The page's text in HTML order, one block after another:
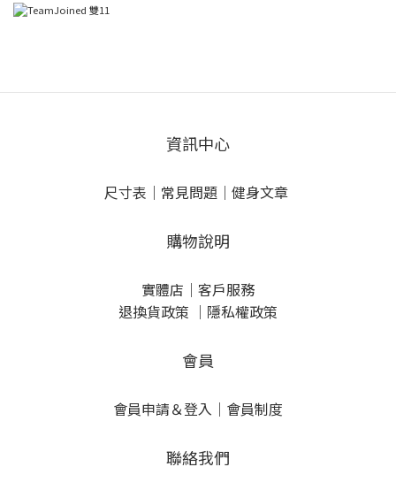
資訊中心
尺寸表 ｜ 常見問題 ｜ 健身文章
購物說明
實體店 ｜ 客戶服務
退換貨政策 ｜ 隱私權政策
會員
會員申請＆登入 ｜ 會員制度
聯絡我們